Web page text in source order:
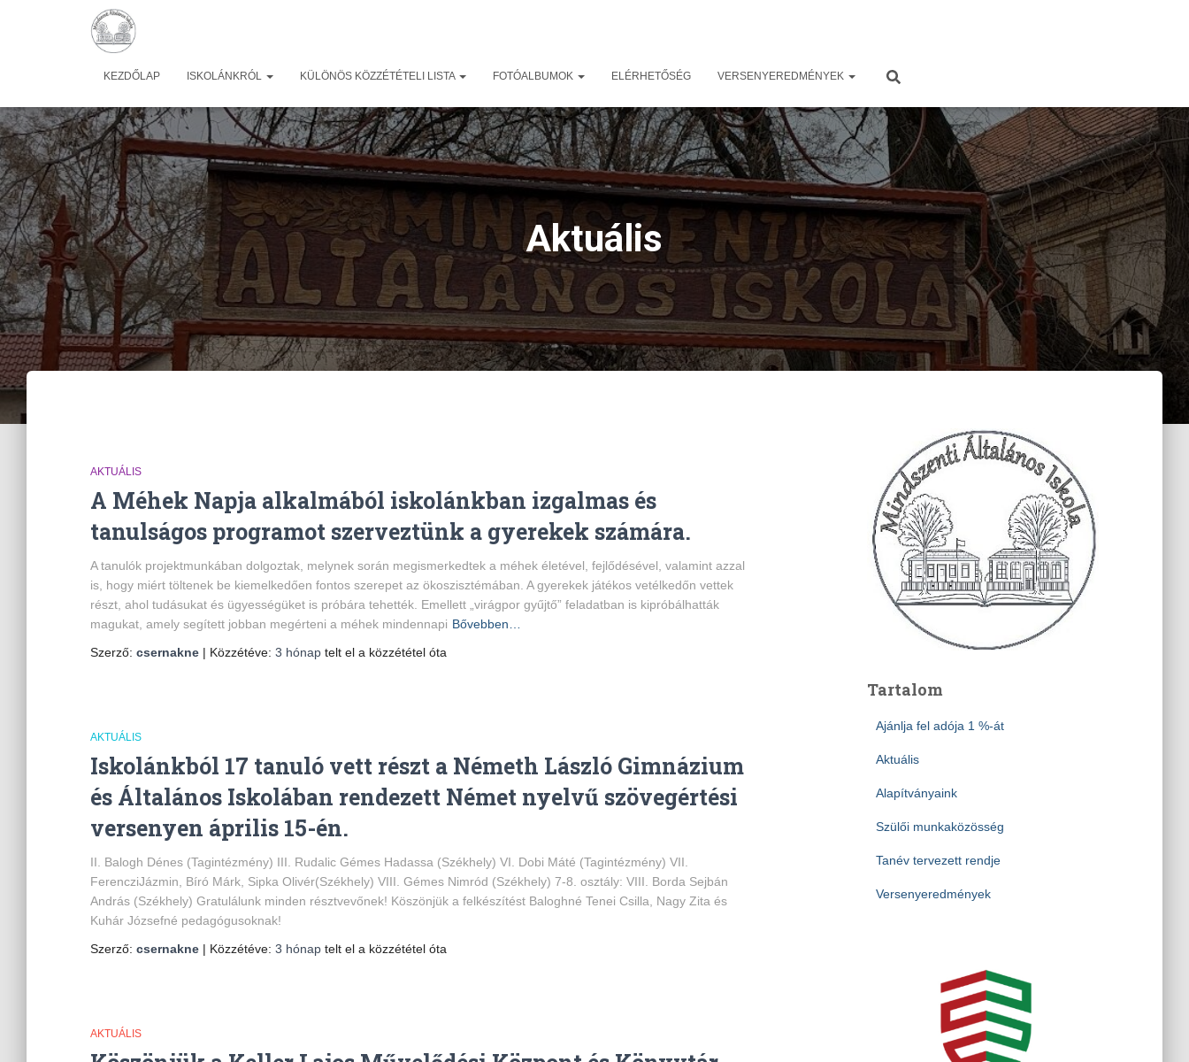
KEZDŐLAP ISKOLÁNKRÓL KÜLÖNÖS KÖZZÉTÉTELI LISTA FOTÓALBUMOK ELÉRHETŐSÉG VERSENYEREDMÉNYEK
Aktuális
AKTUÁLIS
A Méhek Napja alkalmából iskolánkban izgalmas és
tanulságos programot szerveztünk a gyerekek számára.
A tanulók projektmunkában dolgoztak, melynek során megismerkedtek a méhek életével, fejlődésével, valamint azzal
is, hogy miért töltenek be kiemelkedően fontos szerepet az ökoszisztémában. A gyerekek játékos vetélkedőn vettek
részt, ahol tudásukat és ügyességüket is próbára tehették. Emellett „virágpor gyűjtő” feladatban is kipróbálhatták
magukat, amely segített jobban megérteni a méhek mindennapi Bővebben…
Szerző: csernakne | Közzétéve: 3 hónap telt el a közzététel óta
AKTUÁLIS
Iskolánkból 17 tanuló vett részt a Németh László Gimnázium
és Általános Iskolában rendezett Német nyelvű szövegértési
versenyen április 15-én.
II. Balogh Dénes (Tagintézmény) III. Rudalic Gémes Hadassa (Székhely) VI. Dobi Máté (Tagintézmény) VII.
FerencziJázmin, Bíró Márk, Sipka Olivér(Székhely) VIII. Gémes Nimród (Székhely) 7-8. osztály: VIII. Borda Sejbán
András (Székhely) Gratulálunk minden résztvevőnek! Köszönjük a felkészítést Baloghné Tenei Csilla, Nagy Zita és
Kuhár Józsefné pedagógusoknak!
Szerző: csernakne | Közzétéve: 3 hónap telt el a közzététel óta
AKTUÁLIS
Tartalom
Ajánlja fel adója 1 %-át
Aktuális
Alapítványaink
Szülői munkaközösség
Tanév tervezett rendje
Versenyeredmények